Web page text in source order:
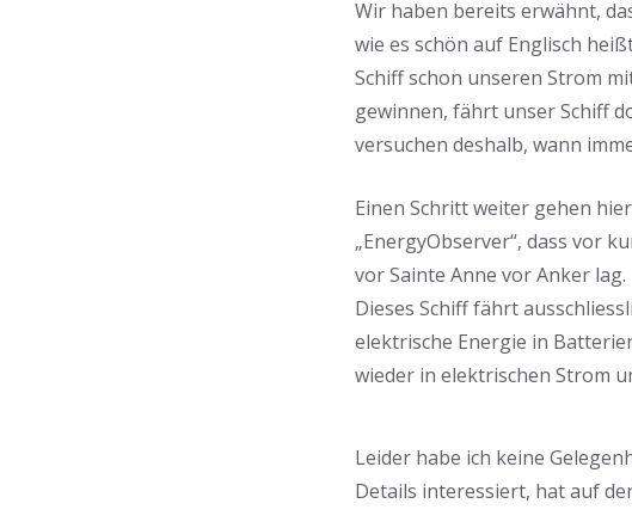
Wir haben bereits erwähnt,
wie es schön auf Englisch
Schiff schon unseren Strom
gewinnen, fährt unser Schiff
versuchen deshalb, wann
Einen Schritt weiter gehen
„EnergyObserver“, dass vor
vor Sainte Anne vor Anker lag.
Dieses Schiff fährt
elektrische Energie in
wieder in elektrischen Strom
Leider habe ich keine
Details interessiert, hat auf